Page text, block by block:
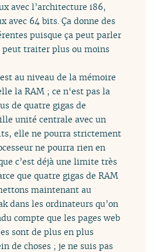
avec l’architecture i86,
avec 64 bits. Ça donne des
puisque ça peut parler
peut traiter plus ou moins
au niveau de la mémoire
la RAM ; ce n‘est pas la
de quatre gigas de
unité centrale avec un
elle ne pourra strictement
ne pourra rien en
c’est déjà une limite très
que quatre gigas de RAM
maintenant au
dans les ordinateurs qu’on
compte que les pages web
sont de plus en plus
de choses ; je ne suis pas